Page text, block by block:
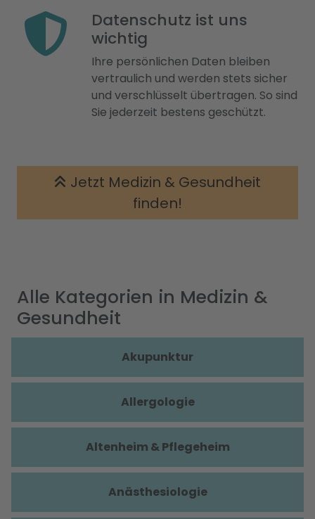
Datenschutz ist uns
wichtig
Ihre persönlichen Daten bleiben
vertraulich und werden stets sicher
und verschlüsselt übertragen. So sind
Sie jederzeit bestens geschützt.
Jetzt Medizin & Gesundheit
finden!
Alle Kategorien in Medizin &
Gesundheit
Akupunktur
Allergologie
Altenheim & Pflegeheim
Anästhesiologie